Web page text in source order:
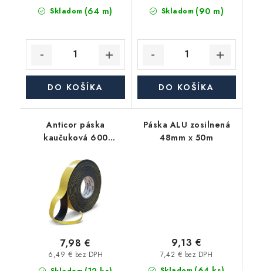
Skladom (64 m)
DO KOŠÍKA
Skladom (90 m)
DO KOŠÍKA
Anticor páska
kaučuková 600
15m, čierna
6,49 € bez DPH
7,98 €
Páska ALU zosilnená
48mm x 50m
7,42 € bez DPH
9,13 €